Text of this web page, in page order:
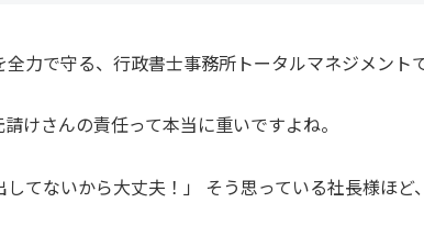
力で守る、行政書士事務所トータルマネジメントで
けさんの責任って本当に重いですよね。
してないから大丈夫！」 そう思っている社長様ほど